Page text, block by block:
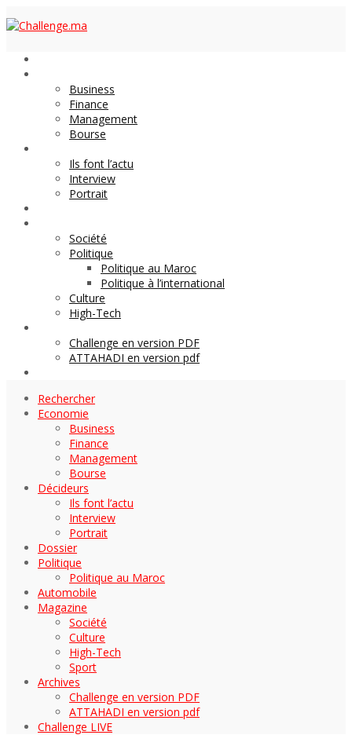
Business
Finance
Management
Bourse
Ils font l’actu
Interview
Portrait
Société
Politique
Politique au Maroc
Politique à l’international
Culture
High-Tech
Challenge en version PDF
ATTAHADI en version pdf
Rechercher
Economie
Business
Finance
Management
Bourse
Décideurs
Ils font l’actu
Interview
Portrait
Dossier
Politique
Politique au Maroc
Automobile
Magazine
Société
Culture
High-Tech
Sport
Archives
Challenge en version PDF
ATTAHADI en version pdf
Challenge LIVE